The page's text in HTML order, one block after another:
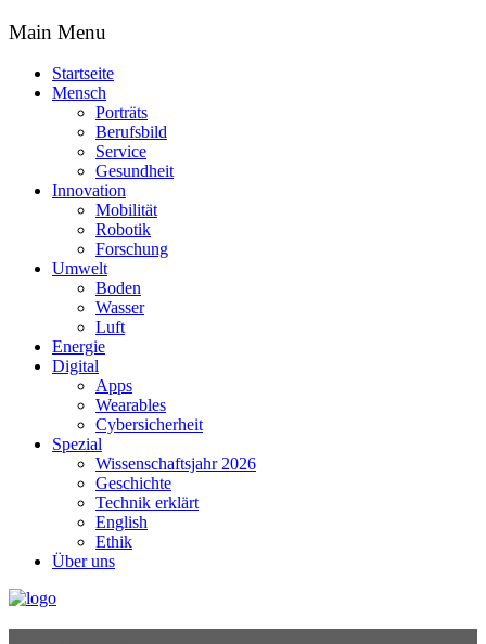
Main Menu
Startseite
Mensch
Porträts
Berufsbild
Service
Gesundheit
Innovation
Mobilität
Robotik
Forschung
Umwelt
Boden
Wasser
Luft
Energie
Digital
Apps
Wearables
Cybersicherheit
Spezial
Wissenschaftsjahr 2026
Geschichte
Technik erklärt
English
Ethik
Über uns